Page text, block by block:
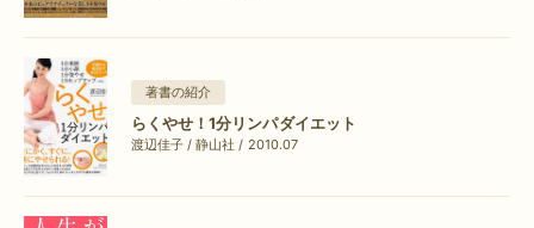
著書の紹介
らくやせ！1分リンパダイエット
渡辺佳子 / 静山社 / 2010.07